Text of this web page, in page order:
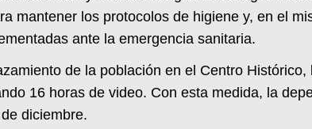
mantener los protocolos de higiene y, en el
ante la emergencia sanitaria.
de la población en el Centro
16 horas de video. Con esta medida, la
diciembre.